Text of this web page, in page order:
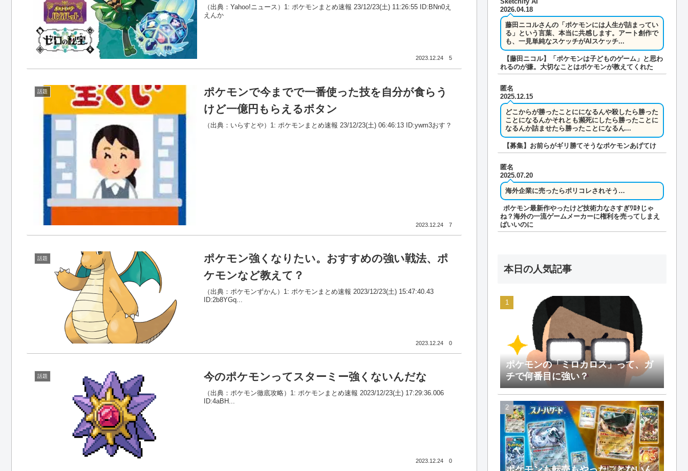
（出典：Yahoo!ニュース）1: ポケモンまとめ速報 23/12/23(土) 11:26:55 ID:BNn0え
えんか
2023.12.24 5
話題
ポケモンで今までで一番使った技を自分が食らう
けど一億円もらえるボタン
（出典：いらすとや）1: ポケモンまとめ速報 23/12/23(土) 06:46:13 ID:ywm3おす？
2023.12.24 7
話題
ポケモン強くなりたい。おすすめの強い戦法、ポ
ケモンなど教えて？
（出典：ポケモンずかん）1: ポケモンまとめ速報 2023/12/23(土) 15:47:40.43
ID:2b8YGq...
2023.12.24 0
話題 今のポケモンってスターミー強くないんだな
（出典：ポケモン徹底攻略）1: ポケモンまとめ速報 2023/12/23(土) 17:29:36.006
ID:4aBH...
2023.12.24 0
2026.04.18
藤田ニコルさんの「ポケモンには人生が詰まってい
る」という言葉、本当に共感します。アート創作で
も、一見単純なスケッチがAIスケッチ...
【藤田ニコル】「ポケモンは子どものゲーム」と思わ
れるのが嫌。大切なことはポケモンが教えてくれた
匿名
2025.12.15
どこからが勝ったことにになるんや殺したら勝った
ことになるんかそれとも瀕死にしたら勝ったことに
なるんか詰ませたら勝ったことになるん...
【募集】お前らがギリ勝てそうなポケモンあげてけ
匿名
2025.07.20
海外企業に売ったらポリコレされそう…
ポケモン最新作やったけど技術力なさすぎﾜﾛﾀじゃ
ね？海外の一流ゲームメーカーに権利を売ってしまえ
ばいいのに
本日の人気記事
ポケモンの「ミロカロス」って、ガ
チで何番目に強い？